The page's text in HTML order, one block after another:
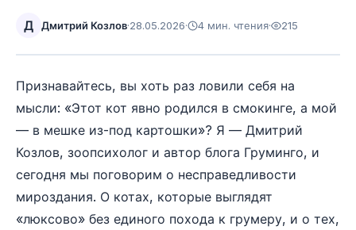
Д Дмитрий Козлов·28.05.2026· 4 мин. чтения· 215
Признавайтесь, вы хоть раз ловили себя на
мысли: «Этот кот явно родился в смокинге, а мой
— в мешке из-под картошки»? Я — Дмитрий
Козлов, зоопсихолог и автор блога Груминго, и
сегодня мы поговорим о несправедливости
мироздания. О котах, которые выглядят
«люксово» без единого похода к грумеру, и о тех,